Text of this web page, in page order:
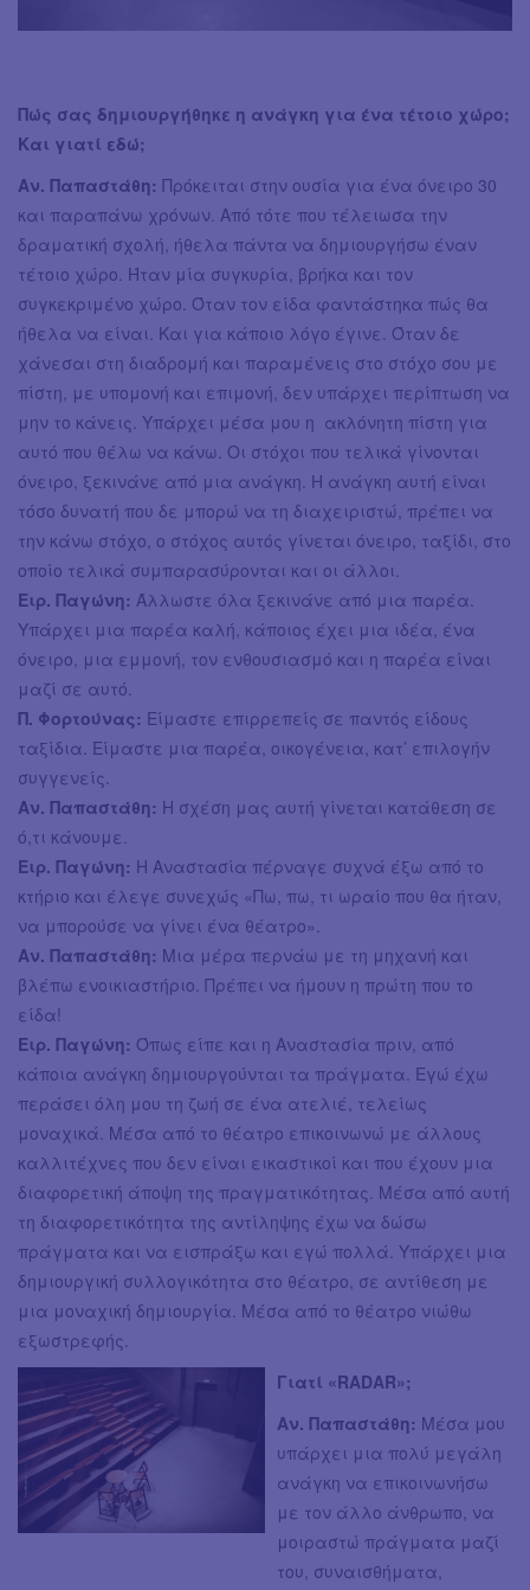
Πώς σας δημιουργήθηκε η ανάγκη για ένα τέτοιο χώρο;
Και γιατί εδώ;
Αν. Παπαστάθη: Πρόκειται στην ουσία για ένα όνειρο 30
και παραπάνω χρόνων. Από τότε που τέλειωσα την
δραματική σχολή, ήθελα πάντα να δημιουργήσω έναν
τέτοιο χώρο. Ήταν μία συγκυρία, βρήκα και τον
συγκεκριμένο χώρο. Όταν τον είδα φαντάστηκα πώς θα
ήθελα να είναι. Και για κάποιο λόγο έγινε. Όταν δε
χάνεσαι στη διαδρομή και παραμένεις στο στόχο σου με
πίστη, με υπομονή και επιμονή, δεν υπάρχει περίπτωση να
μην το κάνεις. Υπάρχει μέσα μου η ακλόνητη πίστη για
αυτό που θέλω να κάνω. Οι στόχοι που τελικά γίνονται
όνειρο, ξεκινάνε από μια ανάγκη. Η ανάγκη αυτή είναι
τόσο δυνατή που δε μπορώ να τη διαχειριστώ, πρέπει να
την κάνω στόχο, ο στόχος αυτός γίνεται όνειρο, ταξίδι, στο
οποίο τελικά συμπαρασύρονται και οι άλλοι.
Ειρ. Παγώνη: Άλλωστε όλα ξεκινάνε από μια παρέα.
Υπάρχει μια παρέα καλή, κάποιος έχει μια ιδέα, ένα
όνειρο, μια εμμονή, τον ενθουσιασμό και η παρέα είναι
μαζί σε αυτό.
Π. Φορτούνας: Είμαστε επιρρεπείς σε παντός είδους
ταξίδια. Είμαστε μια παρέα, οικογένεια, κατ’ επιλογήν
συγγενείς.
Αν. Παπαστάθη: Η σχέση μας αυτή γίνεται κατάθεση σε
ό,τι κάνουμε.
Ειρ. Παγώνη: Η Αναστασία πέρναγε συχνά έξω από το
κτήριο και έλεγε συνεχώς «Πω, πω, τι ωραίο που θα ήταν,
να μπορούσε να γίνει ένα θέατρο».
Αν. Παπαστάθη: Μια μέρα περνάω με τη μηχανή και
βλέπω ενοικιαστήριο. Πρέπει να ήμουν η πρώτη που το
είδα!
Ειρ. Παγώνη: Όπως είπε και η Αναστασία πριν, από
κάποια ανάγκη δημιουργούνται τα πράγματα. Εγώ έχω
περάσει όλη μου τη ζωή σε ένα ατελιέ, τελείως
μοναχικά. Μέσα από το θέατρο επικοινωνώ με άλλους
καλλιτέχνες που δεν είναι εικαστικοί και που έχουν μια
διαφορετική άποψη της πραγματικότητας. Μέσα από αυτή
τη διαφορετικότητα της αντίληψης έχω να δώσω
πράγματα και να εισπράξω και εγώ πολλά. Υπάρχει μια
δημιουργική συλλογικότητα στο θέατρο, σε αντίθεση με
μια μοναχική δημιουργία. Μέσα από το θέατρο νιώθω
εξωστρεφής.
Γιατί «RADAR»;
Αν. Παπαστάθη: Μέσα μου
υπάρχει μια πολύ μεγάλη
ανάγκη να επικοινωνήσω
με τον άλλο άνθρωπο, να
μοιραστώ πράγματα μαζί
του, συναισθήματα,